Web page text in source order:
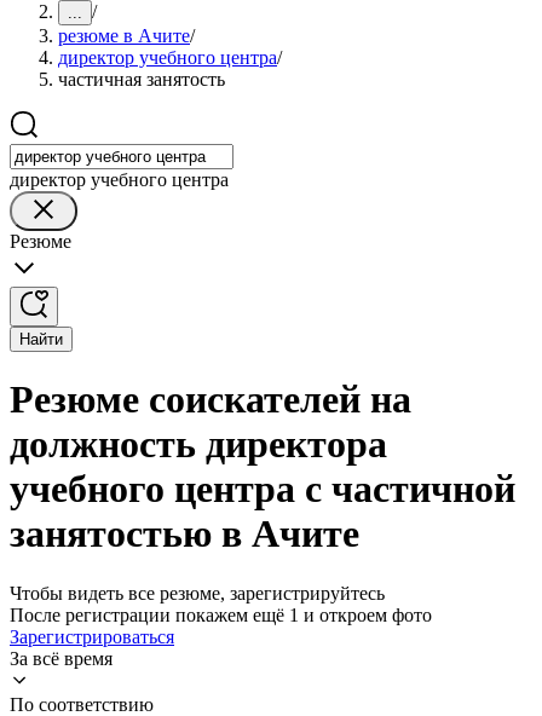
... /
резюме в Ачите/
директор учебного центра/
частичная занятость
директор учебного центра
Резюме
Найти
Резюме соискателей на
должность директора
учебного центра с частичной
занятостью в Ачите
Чтобы видеть все резюме, зарегистрируйтесь
После регистрации покажем ещё 1 и откроем фото
Зарегистрироваться
За всё время
По соответствию